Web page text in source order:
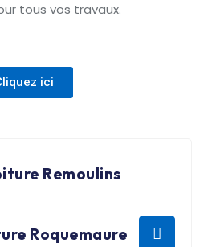
tous vos travaux.
ici
Remoulins
Roquemaure